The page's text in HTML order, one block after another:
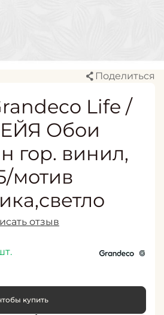
Поделиться
Life /
Обои
гор. винил,
мотив
отзыв
купить